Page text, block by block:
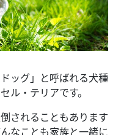
ッグ」と呼ばれる犬種
ル・テリアです。
されることもあります
なことも家族と一緒に